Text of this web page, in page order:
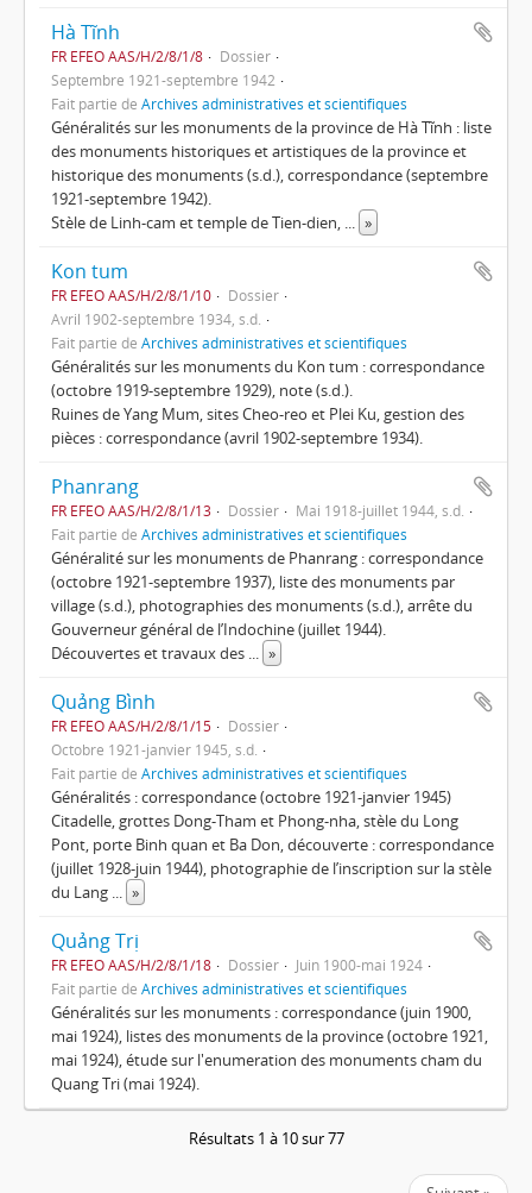
Hà Tĩnh
FR EFEO AAS/H/2/8/1/8
Dossier
Septembre 1921-septembre 1942
Fait partie de Archives administratives et scientifiques
Généralités sur les monuments de la province de Hà Tĩnh : liste
des monuments historiques et artistiques de la province et
historique des monuments (s.d.), correspondance (septembre
1921-septembre 1942).
Stèle de Linh-cam et temple de Tien-dien, ... »
Kon tum
FR EFEO AAS/H/2/8/1/10
Dossier
Avril 1902-septembre 1934, s.d.
Fait partie de Archives administratives et scientifiques
Généralités sur les monuments du Kon tum : correspondance
(octobre 1919-septembre 1929), note (s.d.).
Ruines de Yang Mum, sites Cheo-reo et Plei Ku, gestion des
pièces : correspondance (avril 1902-septembre 1934).
Phanrang
FR EFEO AAS/H/2/8/1/13 Dossier
Mai 1918-juillet 1944, s.d.
Fait partie de Archives administratives et scientifiques
Généralité sur les monuments de Phanrang : correspondance
(octobre 1921-septembre 1937), liste des monuments par
village (s.d.), photographies des monuments (s.d.), arrête du
Gouverneur général de l’Indochine (juillet 1944).
Découvertes et travaux des ... »
Quảng Bình
FR EFEO AAS/H/2/8/1/15
Dossier
Octobre 1921-janvier 1945, s.d.
Fait partie de Archives administratives et scientifiques
Généralités : correspondance (octobre 1921-janvier 1945)
Citadelle, grottes Dong-Tham et Phong-nha, stèle du Long
Pont, porte Binh quan et Ba Don, découverte : correspondance
(juillet 1928-juin 1944), photographie de l’inscription sur la stèle
du Lang ... »
Quảng Trị
FR EFEO AAS/H/2/8/1/18 Dossier
Juin 1900-mai 1924
Fait partie de Archives administratives et scientifiques
Généralités sur les monuments : correspondance (juin 1900,
mai 1924), listes des monuments de la province (octobre 1921,
mai 1924), étude sur l'enumeration des monuments cham du
Quang Tri (mai 1924).
Résultats 1 à 10 sur 77